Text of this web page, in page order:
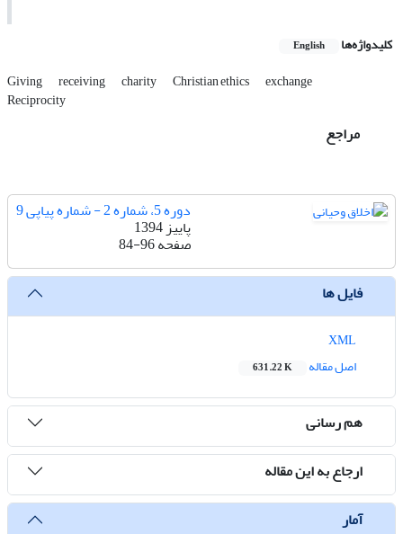
کلیدواژه‌ها English
Giving receiving charity Christian ethics exchange
Reciprocity
مراجع
دوره 5، شماره 2 - شماره پیاپی 9
پاییز 1394
صفحه84-96
فایل ها
اصل مقاله
631.22 K
هم رسانی
ارجاع به این مقاله
آمار